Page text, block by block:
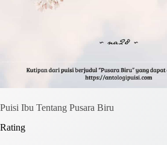
Puisi Ibu Tentang Pusara Biru
Rating